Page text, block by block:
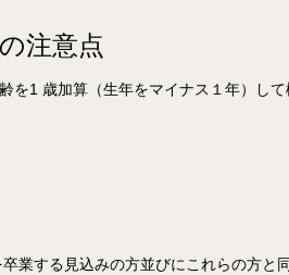
注意点
1 歳加算（生年をマイナス１年）して
業する見込みの方並びにこれらの方と